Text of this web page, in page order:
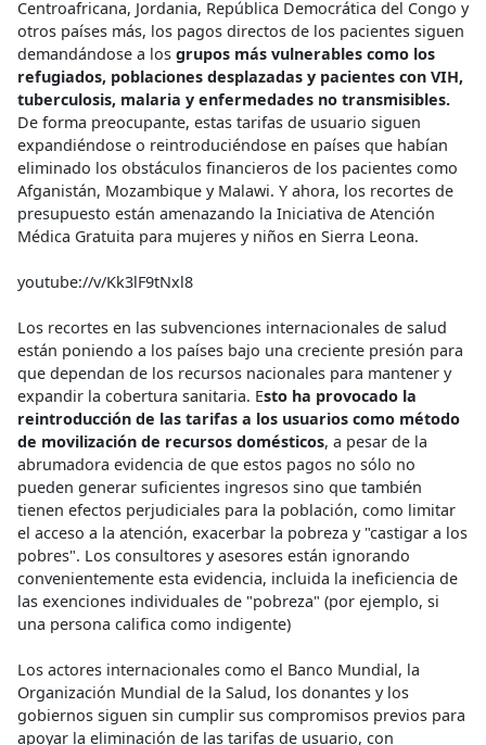
Centroafricana, Jordania, República Democrática del Congo y
otros países más, los pagos directos de los pacientes siguen
demandándose a los grupos más vulnerables como los
refugiados, poblaciones desplazadas y pacientes con VIH,
tuberculosis, malaria y enfermedades no transmisibles.
De forma preocupante, estas tarifas de usuario siguen
expandiéndose o reintroduciéndose en países que habían
eliminado los obstáculos financieros de los pacientes como
Afganistán, Mozambique y Malawi. Y ahora, los recortes de
presupuesto están amenazando la Iniciativa de Atención
Médica Gratuita para mujeres y niños en Sierra Leona.
youtube://v/Kk3lF9tNxl8
Los recortes en las subvenciones internacionales de salud
están poniendo a los países bajo una creciente presión para
que dependan de los recursos nacionales para mantener y
expandir la cobertura sanitaria. Esto ha provocado la
reintroducción de las tarifas a los usuarios como método
de movilización de recursos domésticos, a pesar de la
abrumadora evidencia de que estos pagos no sólo no
pueden generar suficientes ingresos sino que también
tienen efectos perjudiciales para la población, como limitar
el acceso a la atención, exacerbar la pobreza y "castigar a los
pobres". Los consultores y asesores están ignorando
convenientemente esta evidencia, incluida la ineficiencia de
las exenciones individuales de "pobreza" (por ejemplo, si
una persona califica como indigente)
Los actores internacionales como el Banco Mundial, la
Organización Mundial de la Salud, los donantes y los
gobiernos siguen sin cumplir sus compromisos previos para
apoyar la eliminación de las tarifas de usuario, con